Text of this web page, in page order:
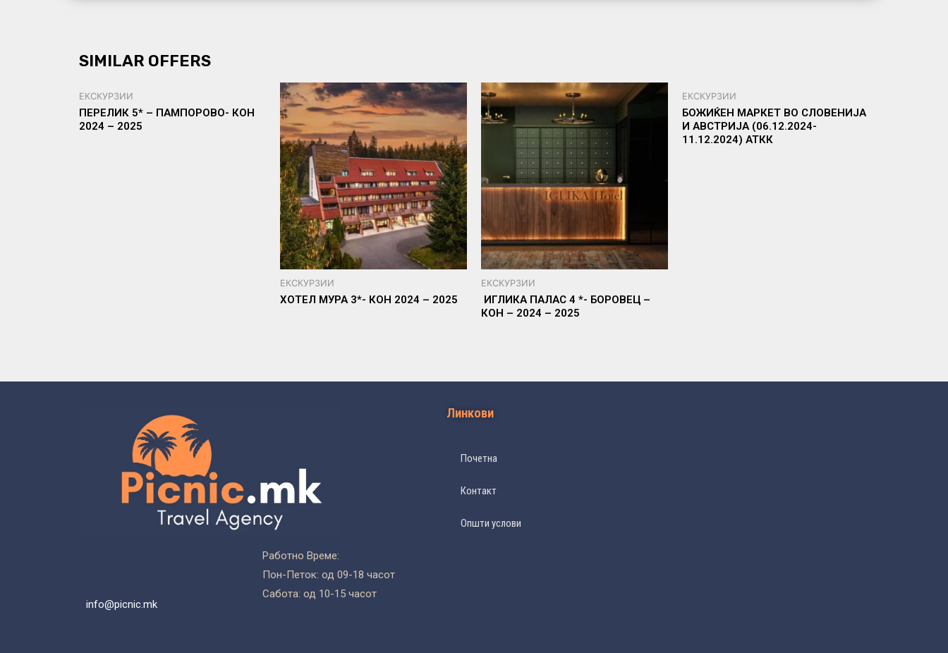
SIMILAR OFFERS
ЕКСКУРЗИИ
ПЕРЕЛИК 5* – ПАМПОРОВО- КОН
2024 – 2025
ЕКСКУРЗИИ
ХОТЕЛ МУРА 3*- КОН 2024 – 2025
ЕКСКУРЗИИ
ИГЛИКА ПАЛАС 4 *- БОРОВЕЦ –
КОН – 2024 – 2025
ЕКСКУРЗИИ
БОЖИЌЕН МАРКЕТ ВО СЛОВЕНИЈА
И АВСТРИЈА (06.12.2024-
11.12.2024) АТКК
info@picnic.mk
Работно Време:
Пон-Петок: од 09-18 часот
Сабота: од 10-15 часот
Линкови
Почетна
Контакт
Општи услови